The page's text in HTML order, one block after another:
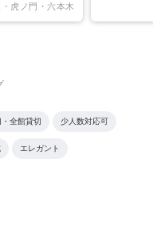
虎ノ門・六本木
全館貸切 少人数対応可
エレガント